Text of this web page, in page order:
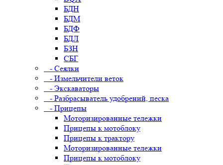
БДН
БДМ
БДФ
БДЛ
БЗН
СБГ
- Сеялки
- Измельчители веток
- Экскаваторы
- Разбрасыватель удобрений, песка
- Прицепы
Моторизированные тележки
Прицепы к мотоблоку
Прицепы к трактору
Моторизированные тележки
Прицепы к мотоблоку